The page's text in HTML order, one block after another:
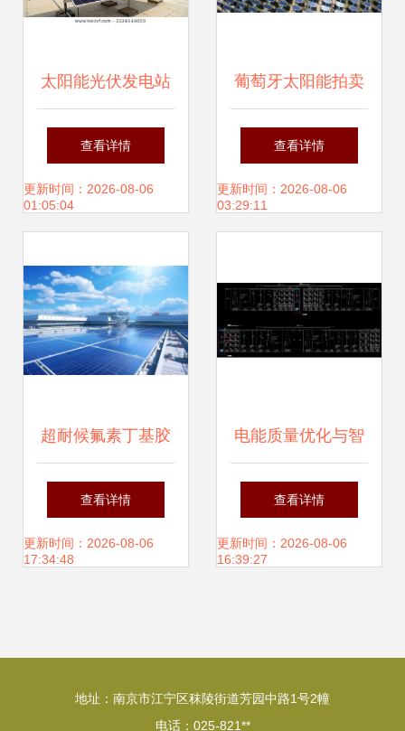
太阳能光伏发电站
的原理与发展前景
查看详情
更新时间：2026-08-06
01:05:04
葡萄牙太阳能拍卖
再破低价纪录，成
本持续下降将助推
源
查看详情
更新时间：2026-08-06
03:29:11
超耐候氟素丁基胶
防水卷材 光伏屋顶
的持久守护者
查看详情
更新时间：2026-08-06
17:34:48
电能质量优化与智
能防孤岛保护在特
斯拉工厂分布式光
查看详情
更新时间：2026-08-06
16:39:27
地址：南京市江宁区秣陵街道芳园中路1号2幢
电话：025-821**